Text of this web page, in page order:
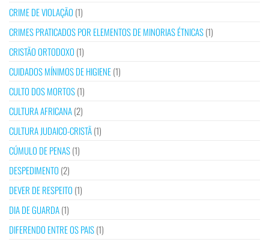
CRIME DE VIOLAÇÃO (1)
CRIMES PRATICADOS POR ELEMENTOS DE MINORIAS ÉTNICAS(1)
CRISTÃO ORTODOXO (1)
CUIDADOS MÍNIMOS DE HIGIENE(1)
CULTO DOS MORTOS(1)
CULTURA AFRICANA(2)
CULTURA JUDAICO-CRISTÃ(1)
CÚMULO DE PENAS(1)
DESPEDIMENTO (2)
DEVER DE RESPEITO (1)
DIA DE GUARDA(1)
DIFERENDO ENTRE OS PAIS(1)